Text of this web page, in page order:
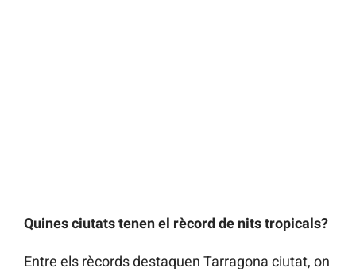
Quines ciutats tenen el rècord de nits tropicals?
Entre els rècords destaquen Tarragona ciutat, on